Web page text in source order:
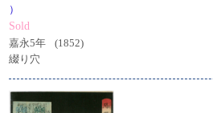
）
Sold
嘉永5年
(1852)
綴り穴